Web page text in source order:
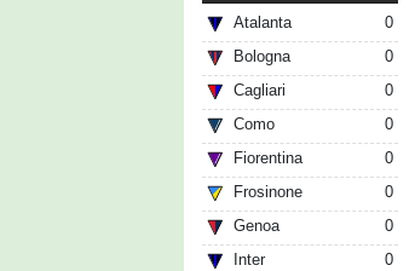
Atalanta
0
Bologna
0
Cagliari
0
Como
0
Fiorentina
0
Frosinone
0
Genoa
0
Inter
0